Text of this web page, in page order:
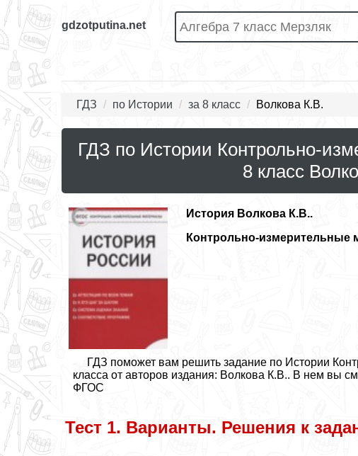
gdzotputina.net
ГДЗ по Истории за 8 класс Волкова К.В.
ГДЗ по Истории Контрольно-
8 класс
История Волкова К.В..
Контрольно-измерительные
ГДЗ поможет вам решить задание по Истории
класса от авторов издания: Волкова К.В.. В нем вы
ФГОС
Тест 1. Варианты. Решения к